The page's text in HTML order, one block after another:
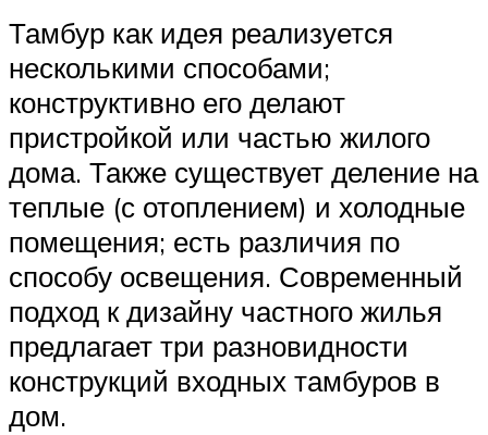
Тамбур как идея реализуется
несколькими способами;
конструктивно его делают
пристройкой или частью жилого
дома. Также существует деление на
теплые (с отоплением) и холодные
помещения; есть различия по
способу освещения. Современный
подход к дизайну частного жилья
предлагает три разновидности
конструкций входных тамбуров в
дом.